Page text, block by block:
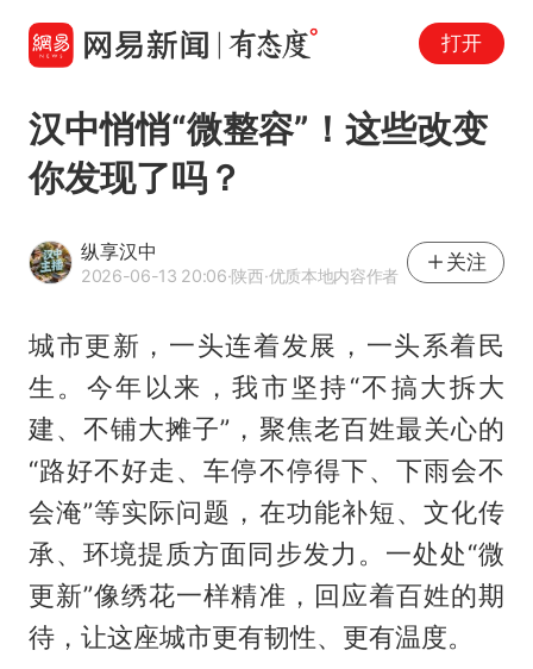
打开
汉中悄悄“微整容”！这些改变
你发现了吗？
纵享汉中
2026-06-13 20:06·陕西·优质本地内容作者
关注
城市更新，一头连着发展，一头系着民
生。今年以来，我市坚持“不搞大拆大
建、不铺大摊子”，聚焦老百姓最关心的
“路好不好走、车停不停得下、下雨会不
会淹”等实际问题，在功能补短、文化传
承、环境提质方面同步发力。一处处“微
更新”像绣花一样精准，回应着百姓的期
待，让这座城市更有韧性、更有温度。